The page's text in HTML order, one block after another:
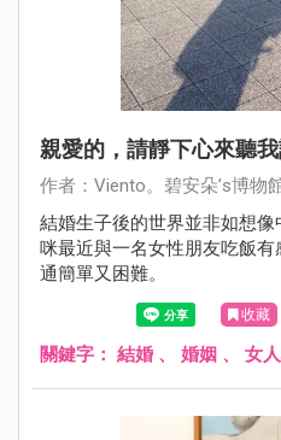
親愛的，請靜下心來聽
作者：Viento。碧安朵’s博物
結婚生子後的世界並非如想
咪最近與一名女性朋友吃飯
通簡單又困難。
收藏
關鍵字： 結婚 、 婚姻 、 女